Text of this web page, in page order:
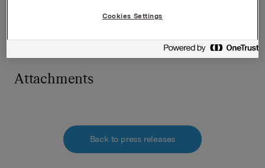
verdipapirhandelloven §5-12
Attachments
Back to press releases
Cookies Settings